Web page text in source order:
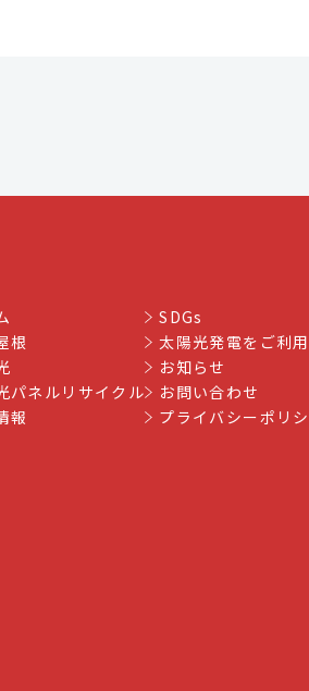
根
パネルリサイクル
報
SDGs
太陽光発電をご利
お知らせ
お問い合わせ
プライバシーポリ